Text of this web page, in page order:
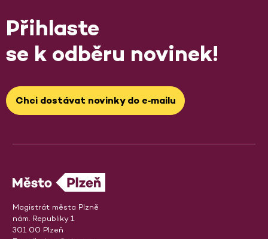
Přihlaste
se k odběru novinek!
Chci dostávat novinky do e‑mailu
Magistrát města Plzně
nám. Republiky 1
301 00 Plzeň